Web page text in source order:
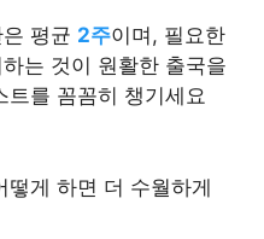
평균 2주이며, 필요한
는 것이 원활한 출국을
트를 꼼꼼히 챙기세요
떻게 하면 더 수월하게